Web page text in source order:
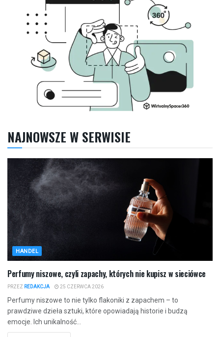
NAJNOWSZE W SERWISIE
HANDEL
Perfumy niszowe, czyli zapachy, których nie kupisz w sieciówce
PRZEZ REDAKCJA 25 CZERWCA 2026
Perfumy niszowe to nie tylko flakoniki z zapachem – to
prawdziwe dzieła sztuki, które opowiadają historie i budzą
emocje. Ich unikalność...